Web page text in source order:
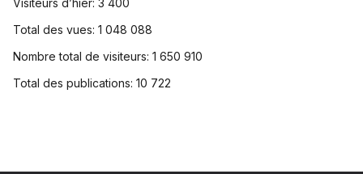
Visiteurs d’hier: 3 400
Total des vues: 1 048 088
Nombre total de visiteurs: 1 650 910
Total des publications: 10 722